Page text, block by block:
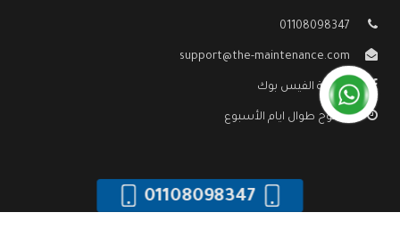
01108098347
support@the-maintenance.com
صفحة الفيس بوك
مفتوح طوال ايام الأسبوع
01108098347